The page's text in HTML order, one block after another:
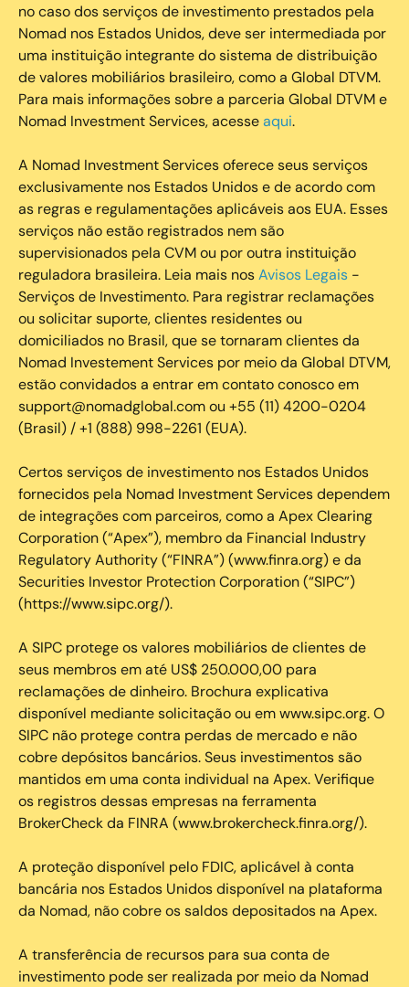
no caso dos serviços de investimento prestados pela
Nomad nos Estados Unidos, deve ser intermediada por
uma instituição integrante do sistema de distribuição
de valores mobiliários brasileiro, como a Global DTVM.
Para mais informações sobre a parceria Global DTVM e
Nomad Investment Services, acesseaqui.
A Nomad Investment Services oferece seus serviços
exclusivamente nos Estados Unidos e de acordo com
as regras e regulamentações aplicáveis aos EUA. Esses
serviços não estão registrados nem são
supervisionados pela CVM ou por outra instituição
reguladora brasileira. Leia mais nosAvisos Legais -
Serviços de Investimento. Para registrar reclamações
ou solicitar suporte, clientes residentes ou
domiciliados no Brasil, que se tornaram clientes da
Nomad Investement Services por meio da Global DTVM,
estão convidados a entrar em contato conosco em
support@nomadglobal.com ou +55 (11) 4200-0204
(Brasil) / +1 (888) 998-2261 (EUA).
Certos serviços de investimento nos Estados Unidos
fornecidos pela Nomad Investment Services dependem
de integrações com parceiros, como a Apex Clearing
Corporation (“Apex”), membro da Financial Industry
Regulatory Authority (“FINRA”) (www.finra.org) e da
Securities Investor Protection Corporation (“SIPC”)
(https://www.sipc.org/).
A SIPC protege os valores mobiliários de clientes de
seus membros em até US$ 250.000,00 para
reclamações de dinheiro. Brochura explicativa
disponível mediante solicitação ou em www.sipc.org. O
SIPC não protege contra perdas de mercado e não
cobre depósitos bancários. Seus investimentos são
mantidos em uma conta individual na Apex. Verifique
os registros dessas empresas na ferramenta
BrokerCheck da FINRA (www.brokercheck.finra.org/).
A proteção disponível pelo FDIC, aplicável à conta
bancária nos Estados Unidos disponível na plataforma
da Nomad, não cobre os saldos depositados na Apex.
A transferência de recursos para sua conta de
investimento pode ser realizada por meio da Nomad